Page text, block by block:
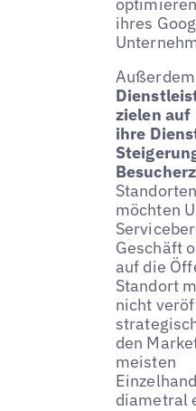
ihres
Außerdem
zielen auf
ihre
möchten
Geschäft
auf die
Standort
nicht
den
meisten
diametral